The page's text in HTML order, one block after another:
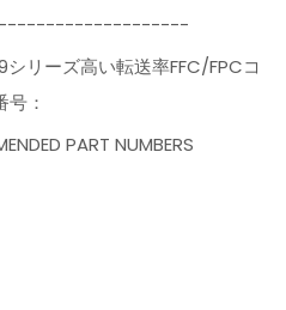
リーズ高い転送率FFC/FPCコ
：
PART NUMBERS